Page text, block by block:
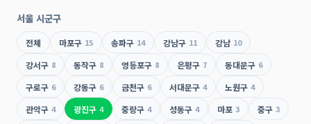
서울 시군구
전체 마포구 15 송파구 14 강남구 11 강남 10
강서구 8 동작구 8 영등포구 8 은평구 7 동대문구 6
구로구 6 강동구 6 금천구 6 서대문구 4 노원구 4
관악구 4 광진구 4 중랑구 4 성동구 4 마포 3 중구 3